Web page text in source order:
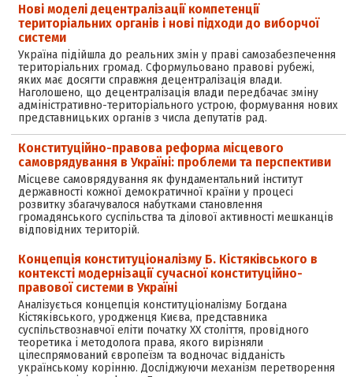
Нові моделі децентралізації компетенції
територіальних органів і нові підходи до виборчої
системи
Україна підійшла до реальних змін у праві самозабезпечення
територіальних громад. Сформульовано правові рубежі,
яких має досягти справжня децентралізація влади.
Наголошено, що децентралізація влади передбачає зміну
адміністративно-територіального устрою, формування нових
представницьких органів з числа депутатів рад.
Конституційно-правова реформа місцевого
самоврядування в Україні: проблеми та перспективи
Місцеве самоврядування як фундаментальний інститут
державності кожної демократичної країни у процесі
розвитку збагачувалося набутками становлення
громадянського суспільства та ділової активності мешканців
відповідних територій.
Концепція конституціоналізму Б. Кістяківського в
контексті модернізації сучасної конституційно-
правової системи в Україні
Аналізується концепція конституціоналізму Богдана
Кістяківського, уродженця Києва, представника
суспільствознавчої еліти початку ХХ століття, провідного
теоретика і методолога права, якого вирізняли
цілеспрямований європеїзм та водночас відданість
українському корінню. Досліджуючи механізм перетворення